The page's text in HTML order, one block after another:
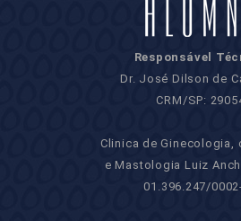
Responsável
Dr. José Dilson de
CRM/SP:
Clinica de Ginecologia,
e Mastologia Luiz
01.396.247/